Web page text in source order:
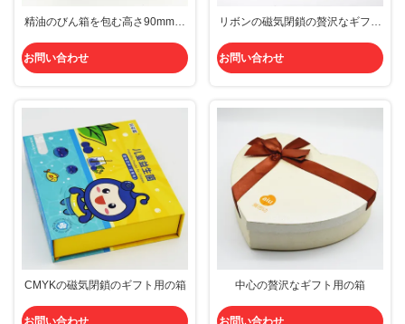
精油のびん箱を包む高さ90mmの
お問い合わせ
リボンの磁気閉鎖の贅沢なギフト
お問い合わせ
CMYKの磁気閉鎖のギフト用の箱
お問い合わせ
中心の贅沢なギフト用の箱
お問い合わせ